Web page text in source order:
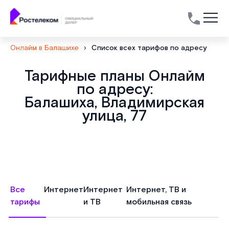
Онлайм в Балашихе › Список всех тарифов по адресу
Тарифные планы Онлайм
по адресу:
Балашиха, Владимирская
улица, 77
Все
тарифы
ИнтернетИнтернет
и ТВ
Интернет, ТВ и
мобильная связь